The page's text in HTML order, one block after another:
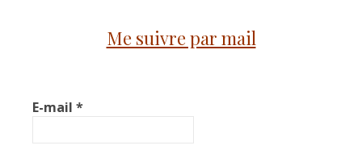
Me suivre par mail
E-mail *